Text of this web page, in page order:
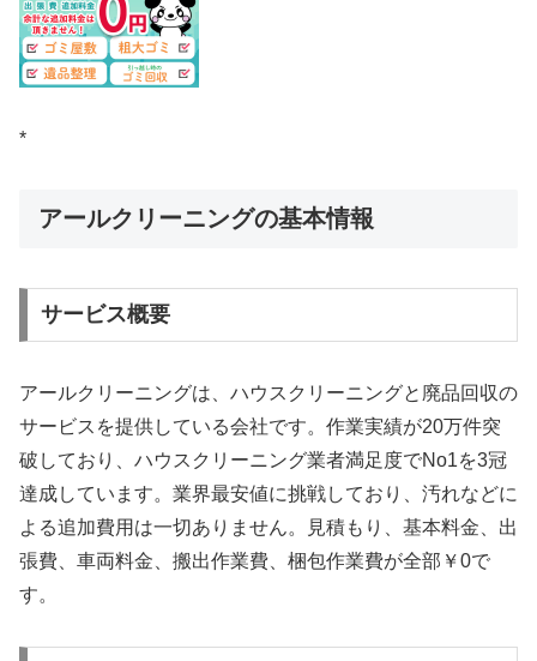
*
アールクリーニングの基本情報
サービス概要
アールクリーニングは、ハウスクリーニングと廃品回収の
サービスを提供している会社です。作業実績が20万件突
破しており、ハウスクリーニング業者満足度でNo1を3冠
達成しています。業界最安値に挑戦しており、汚れなどに
よる追加費用は一切ありません。見積もり、基本料金、出
張費、車両料金、搬出作業費、梱包作業費が全部￥0で
す。